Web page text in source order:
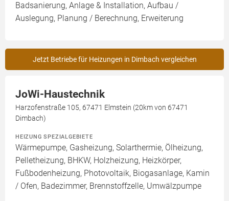
Badsanierung, Anlage & Installation, Aufbau /
Auslegung, Planung / Berechnung, Erweiterung
Jetzt Betriebe für Heizungen in Dimbach vergleichen
JoWi-Haustechnik
Harzofenstraße 105, 67471 Elmstein (20km von 67471
Dimbach)
HEIZUNG SPEZIALGEBIETE
Wärmepumpe, Gasheizung, Solarthermie, Ölheizung,
Pelletheizung, BHKW, Holzheizung, Heizkörper,
Fußbodenheizung, Photovoltaik, Biogasanlage, Kamin
/ Ofen, Badezimmer, Brennstoffzelle, Umwälzpumpe